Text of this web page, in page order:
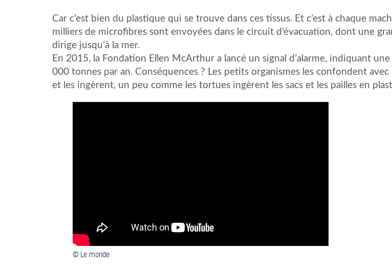
Car c’est bien du plastique qui se trouve dans ces tissus. Et c’est à chaque
milliers de microfibres sont envoyées dans le circuit d’évacuation, dont une
dirige jusqu’à la mer.
En 2015, la Fondation Ellen McArthur a lancé un signal d’alarme, indiquant
000 tonnes par an. Conséquences ? Les petits organismes les confondent
et les ingèrent, un peu comme les tortues ingèrent les sacs et les pailles en
© Le monde